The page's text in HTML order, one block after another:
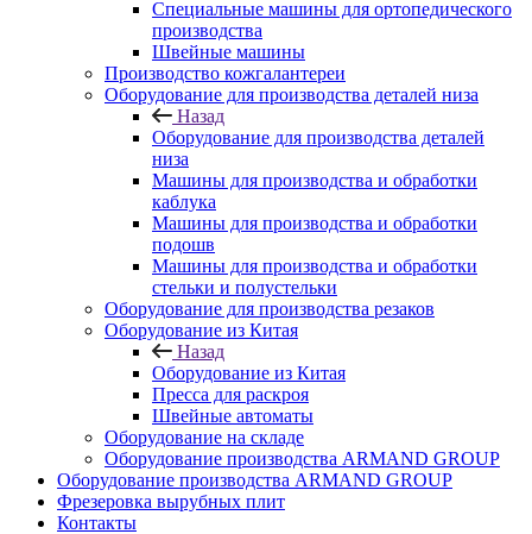
Специальные машины для ортопедического
производства
Швейные машины
Производство кожгалантереи
Оборудование для производства деталей низа
Назад
Оборудование для производства деталей
низа
Машины для производства и обработки
каблука
Машины для производства и обработки
подошв
Машины для производства и обработки
стельки и полустельки
Оборудование для производства резаков
Оборудование из Китая
Назад
Оборудование из Китая
Пресса для раскроя
Швейные автоматы
Оборудование на складе
Оборудование производства ARMAND GROUP
Оборудование производства ARMAND GROUP
Фрезеровка вырубных плит
Контакты